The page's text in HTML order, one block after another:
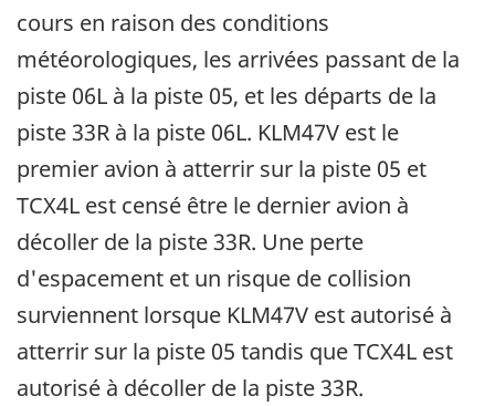
cours en raison des conditions
météorologiques, les arrivées passant de la
piste 06L à la piste 05, et les départs de la
piste 33R à la piste 06L. KLM47V est le
premier avion à atterrir sur la piste 05 et
TCX4L est censé être le dernier avion à
décoller de la piste 33R. Une perte
d'espacement et un risque de collision
surviennent lorsque KLM47V est autorisé à
atterrir sur la piste 05 tandis que TCX4L est
autorisé à décoller de la piste 33R.